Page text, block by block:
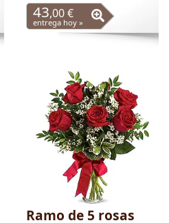
43,00 €
entrega hoy »
Ramo de 5 rosas